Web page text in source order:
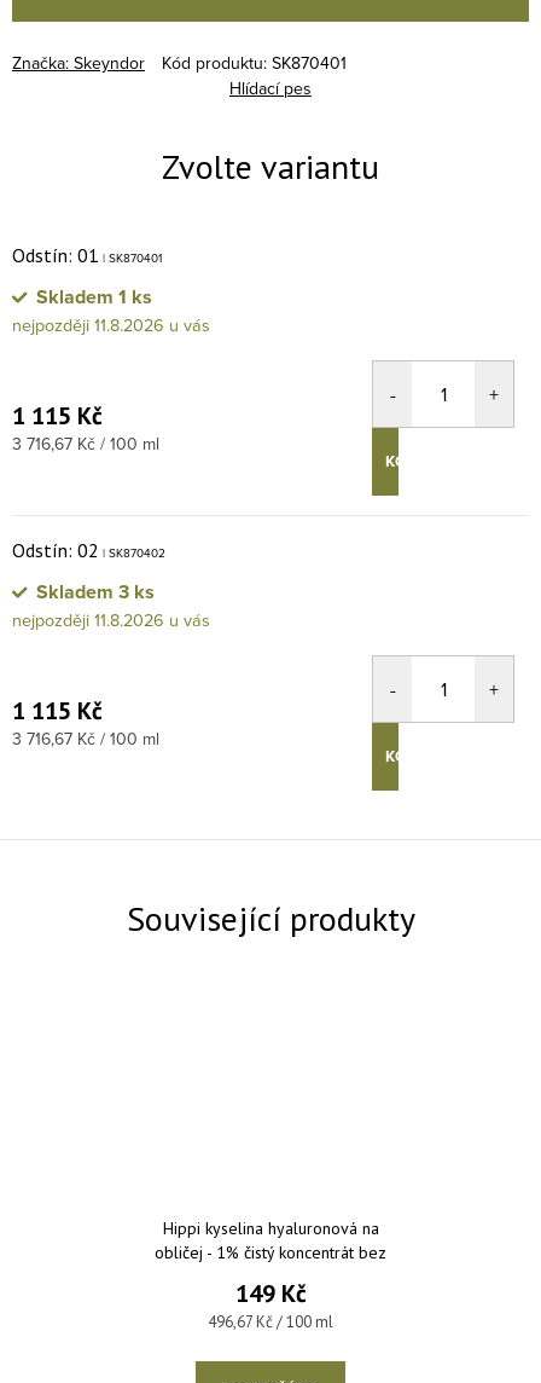
Značka: Skeyndor Kód produktu: SK870401
Hlídací pes
Odstín: 01 | SK870401
Skladem 1 ks
11.8.2026
1 115 Kč
Měrná cena:
3 716,67 Kč / 100 ml
KOUPIT
Odstín: 02 | SK870402
Skladem 3 ks
11.8.2026
1 115 Kč
Měrná cena:
3 716,67 Kč / 100 ml
KOUPIT
Související produkty
Hippi kyselina hyaluronová na
obličej - 1% čistý koncentrát bez
149 Kč
Měrná cena:
496,67 Kč / 100 ml